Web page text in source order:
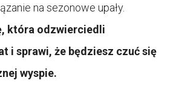
na sezonowe upały.
która odzwierciedli
i sprawi, że będziesz czuć się
wyspie.